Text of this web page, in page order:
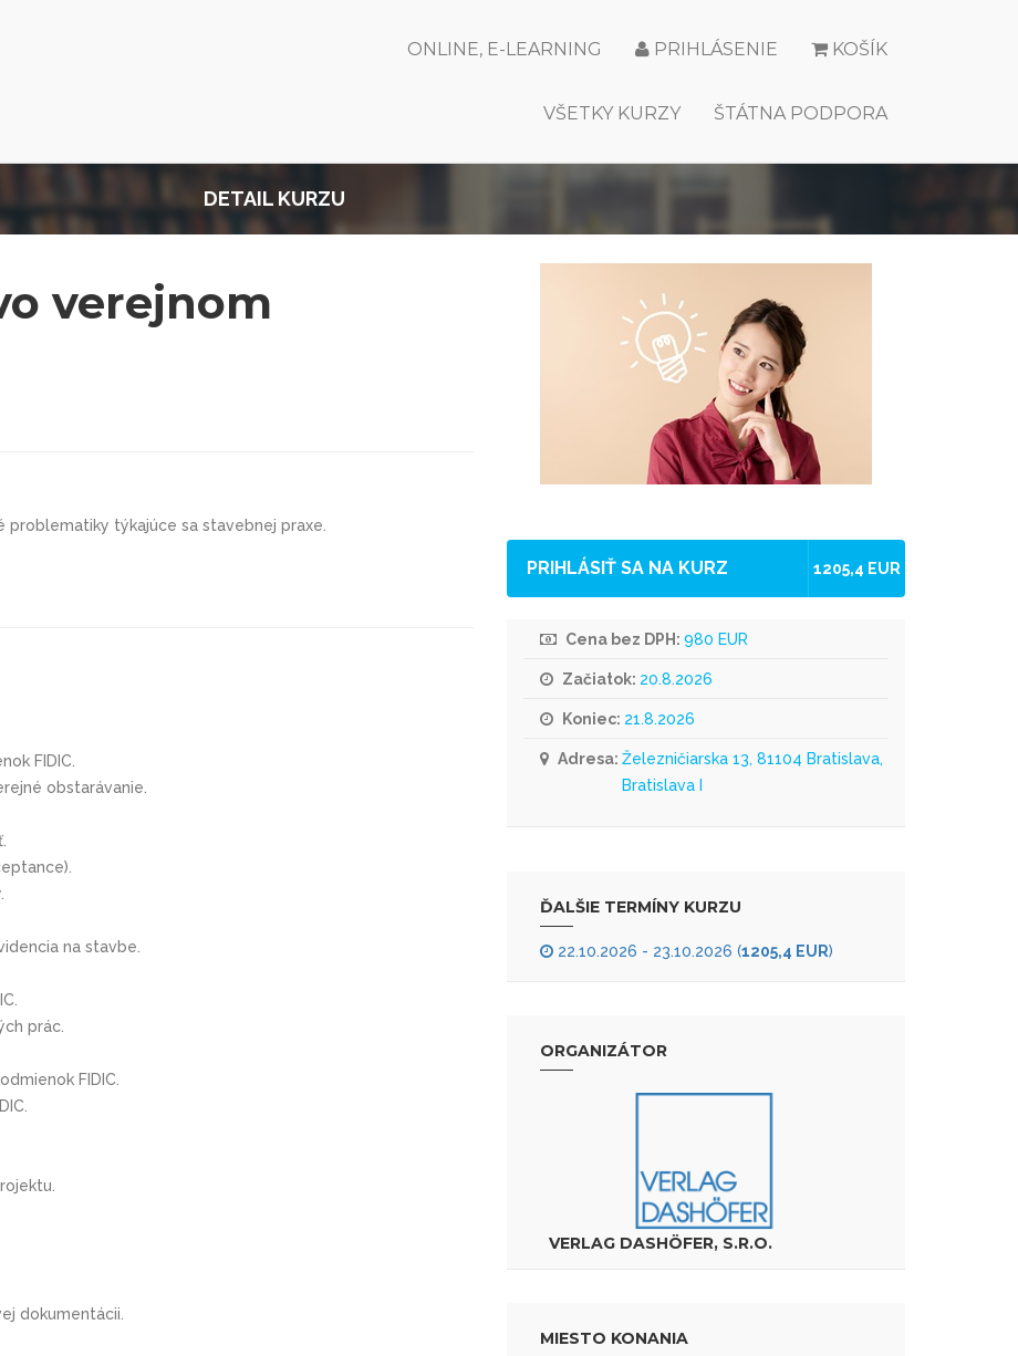
KOŠÍK
PRIHLÁSENIE
ONLINE, E-LEARNING
ŠTÁTNA PODPORA
VŠETKY KURZY
DETAIL KURZU
verejnom
týkajúce sa stavebnej praxe.
FIDIC.
obstarávanie.
na stavbe.
prác.
FIDIC.
dokumentácii.
PRIHLÁSIŤ SA NA KURZ 1205,4 EUR
Cena bez DPH: 980 EUR
Začiatok: 20.8.2026
Koniec: 21.8.2026
Adresa: Železničiarska 13, 81104 Bratislava,
Bratislava I
ĎALŠIE TERMÍNY KURZU
22.10.2026 - 23.10.2026 (1205,4 EUR)
ORGANIZÁTOR
VERLAG DASHÖFER, S.R.O.
MIESTO KONANIA